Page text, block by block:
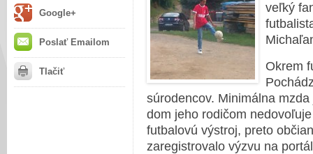
Google+
Poslať Emailom
Tlačiť
veľký
Okrem
súrodencov. Minimálna
dom jeho rodičom
futbalovú výstroj, preto
zaregistrovalo výzvu na